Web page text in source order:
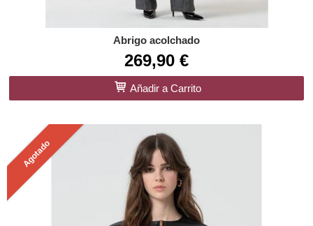
Abrigo acolchado
269,90 €
Añadir a Carrito
Agotado